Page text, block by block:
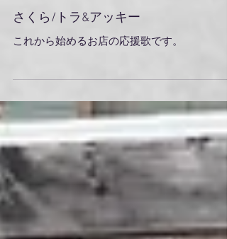
さくら/トラ&アッキー
これから始めるお店の応援歌です。